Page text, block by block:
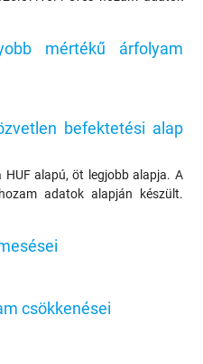
mértékű árfolyam
befektetési alap
alapú, öt legjobb alapja. A
adatok alapján készült.
csökkenései